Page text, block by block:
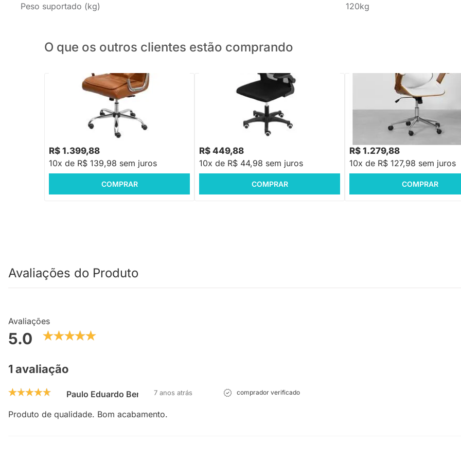
Peso suportado (kg)
120kg
O que os outros clientes estão comprando
PRONTA ENTREGA
Cadeira de Escritório Oslo - Caramelo
R$ 1.399,88
10x de R$ 139,98 sem juros
COMPRAR
PRONTA ENTREGA
Cadeira de Escritório Bogotá Alta Preta
Economize R$ 450
R$ 449,88
10x de R$ 44,98 sem juros
COMPRAR
Cadeira de Escritório Lisboa
R$ 1.279,88
10x de R$ 127,98 sem juros
COMPRAR
Avaliações do Produto
Avaliações
5.0
1 avaliação
Paulo Eduardo Bennemann7 anos atrás comprador verificado
Produto de qualidade. Bom acabamento.